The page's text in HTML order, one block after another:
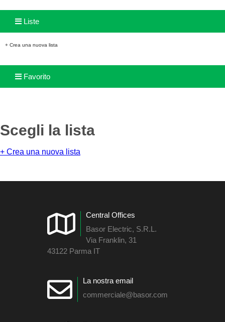
Liste
+ Crea una nuova lista
Favorito
Scegli la lista
+ Crea una nuova lista
Central Offices
Basor Electric, S.R.L.
Via Franklin, 31
43122 Parma IT
La nostra email
commerciale@basor.com